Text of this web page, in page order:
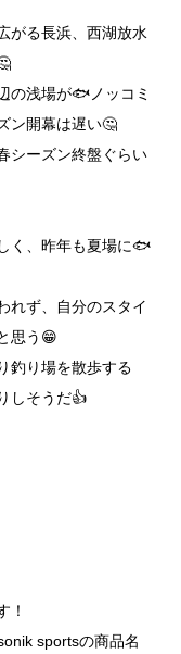
がる長浜、西湖放水
の浅場が🐟️ノッコミ
ン開幕は遅い🤔
シーズン終盤ぐらい
く、昨年も夏場に🐟️
れず、自分のスタイ
思う😁
釣り場を散歩する
しそうだ👍
！
sportsの商品名